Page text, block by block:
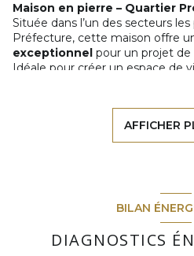
Maison en pierre – Quartier
Située dans l’un des secteurs
Préfecture, cette maison offre
exceptionnel pour un projet de
Idéale pour créer un espace de
d’une vraie opportunité
Caractéristiques principales :
offrant de belles
personnalisation totale
Environnement dynamique :
transports accessibles à pied
L’emplacement constitue le
AFFICHER
BILAN
DIAGNOSTICS